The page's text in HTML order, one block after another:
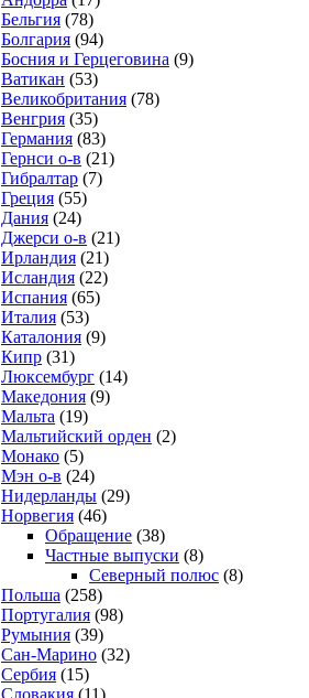
Бельгия (78)
Болгария (94)
Босния и Герцеговина (9)
Ватикан (53)
Великобритания (78)
Венгрия (35)
Германия (83)
Гернси о-в (21)
Гибралтар (7)
Греция (55)
Дания (24)
Джерси о-в (21)
Ирландия (21)
Исландия (22)
Испания (65)
Италия (53)
Каталония (9)
Кипр (31)
Люксембург (14)
Македония (9)
Мальта (19)
Мальтийский орден (2)
Монако (5)
Мэн о-в (24)
Нидерланды (29)
Норвегия (46)
Обращение (38)
Частные выпуски (8)
Северный полюс (8)
Польша (258)
Португалия (98)
Румыния (39)
Сан-Марино (32)
Сербия (15)
Словакия (11)